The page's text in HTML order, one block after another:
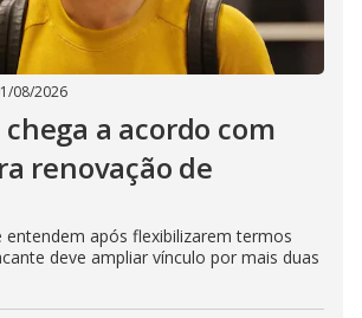
08/2026
chega a acordo com
renovação de
entendem após flexibilizarem termos
deve ampliar vínculo por mais duas